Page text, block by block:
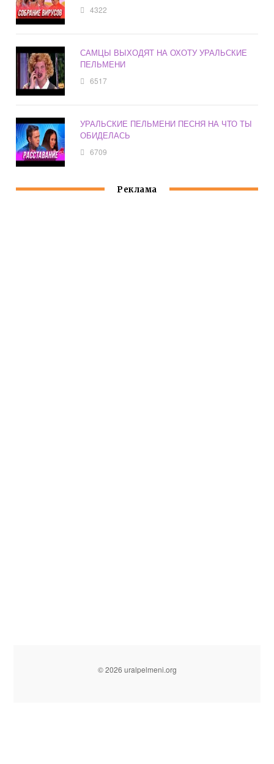
4322
САМЦЫ ВЫХОДЯТ НА ОХОТУ УРАЛЬСКИЕ
ПЕЛЬМЕНИ
6517
УРАЛЬСКИЕ ПЕЛЬМЕНИ ПЕСНЯ НА ЧТО ТЫ
ОБИДЕЛАСЬ
6709
Реклама
© 2026 uralpelmeni.org